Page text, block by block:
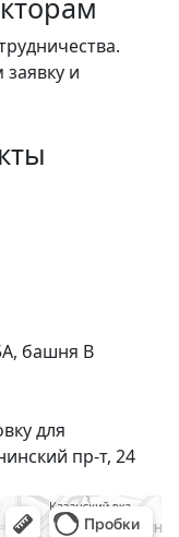
и
башня В
для
пр-т, 24